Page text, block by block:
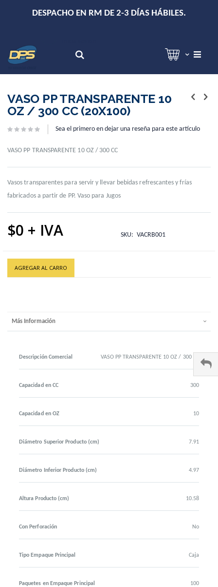
DESPACHO EN RM DE 2-3 DÍAS HÁBILES.
to
the
end
the
gallery
to
the
beginning
the
gallery
VASO PP TRANSPARENTE 10
OZ / 300 CC (20X100)
Sea el primero en dejar una reseña para este artículo
VASO PP TRANSPARENTE 10 OZ / 300 CC
Vasos transparentes para servir y llevar bebidas refrescantes y frías
fabricados a partir de PP. Vaso para Jugos
$0 SKU VACRB001
AGREGAR AL CARRO
Más Información
Descripción Comercial VASO PP TRANSPARENTE 10 OZ / 300 CC
Capacidad en CC 300
Capacidad en OZ 10
Diámetro Superior Producto (cm) 7.91
Diámetro Inferior Producto (cm) 4.97
Altura Producto (cm) 10.58
Con Perforación No
Tipo Empaque Principal Caja
Paquetes en Empaque Principal 100